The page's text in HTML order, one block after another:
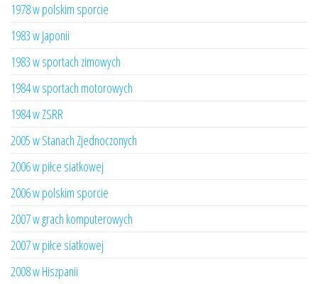
1978 w polskim sporcie
1983 w Japonii
1983 w sportach zimowych
1984 w sportach motorowych
1984 w ZSRR
2005 w Stanach Zjednoczonych
2006 w piłce siatkowej
2006 w polskim sporcie
2007 w grach komputerowych
2007 w piłce siatkowej
2008 w Hiszpanii